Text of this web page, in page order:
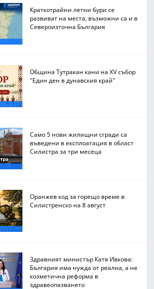
Краткотрайни летни бури се
развиват на места, възможни са и в
Североизточна България
Община Тутракан кани на XV събор
"Един ден в дунавския край"
Само 5 нови жилищни сгради са
въведени в експлоатация в област
Силистра за три месеца
Оранжев код за горещо време в
Силистренско на 8 август
Здравният министър Катя Ивкова:
България има нужда от реална, а не
козметична реформа в
здравеопазването